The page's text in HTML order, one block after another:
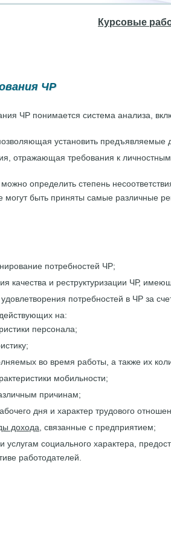
Курсовые
ЧР
ЧР понимается система анализа,
установить
отражающая требования к личностным
определить степень
могут быть приняты самые различные
потребностей ЧР;
качества и реструктуризации ЧР,
потребностей в ЧР за
на:
персонала;
во время работы, а также их
мобильности;
причинам;
дня и характер трудового
дохода , связанные с предприятием;
социального характера,
работодателей.